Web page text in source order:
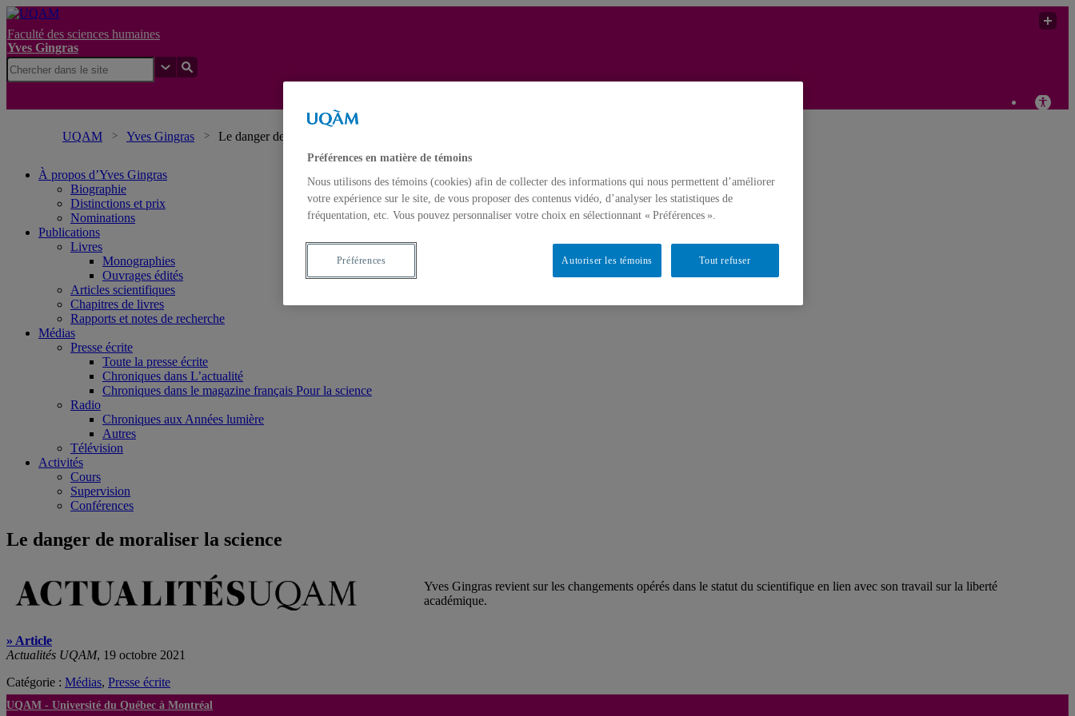
Faculté des sciences humaines
Yves Gingras
UQAM Yves Gingras Le danger de moraliser la science
À propos d’Yves Gingras
Biographie
Distinctions et prix
Nominations
Publications
Livres
Monographies
Ouvrages édités
Articles scientifiques
Chapitres de livres
Rapports et notes de recherche
Médias
Presse écrite
Toute la presse écrite
Chroniques dans L’actualité
Chroniques dans le magazine français Pour la science
Radio
Chroniques aux Années lumière
Autres
Télévision
Activités
Cours
Supervision
Conférences
Le danger de moraliser la science
Yves Gingras revient sur les changements opérés dans le statut du scientifique en lien avec son travail sur la liberté
académique.
» Article
Actualités UQAM, 19 octobre 2021
Catégorie : Médias, Presse écrite
UQAM - Université du Québec à Montréal
Préférences en matière de témoins
Nous utilisons des témoins (cookies) afin de collecter des informations qui nous permettent d’améliorer
votre expérience sur le site, de vous proposer des contenus vidéo, d’analyser les statistiques de
fréquentation, etc. Vous pouvez personnaliser votre choix en sélectionnant « Préférences ».
Tout refuser
Autoriser les témoins
Préférences